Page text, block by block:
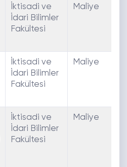
İktisadi ve
İdari Bilimler
Fakültesi
Maliye
İktisadi ve
İdari Bilimler
Fakültesi
Maliye
İktisadi ve
İdari Bilimler
Fakültesi
Maliye